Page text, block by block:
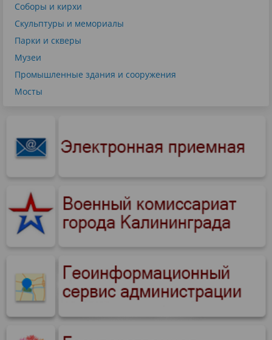
Соборы и кирхи
Скульптуры и мемориалы
Парки и скверы
Музеи
Промышленные здания и сооружения
Мосты